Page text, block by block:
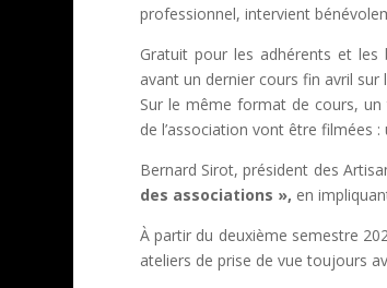
professionnel, intervient
Gratuit pour les adhérents et les
avant un dernier cours fin avril
Sur le même format de cours, un
de l’association vont être filmées
Bernard Sirot, président des
des associations », en
À partir du deuxième semestre
ateliers de prise de vue toujours